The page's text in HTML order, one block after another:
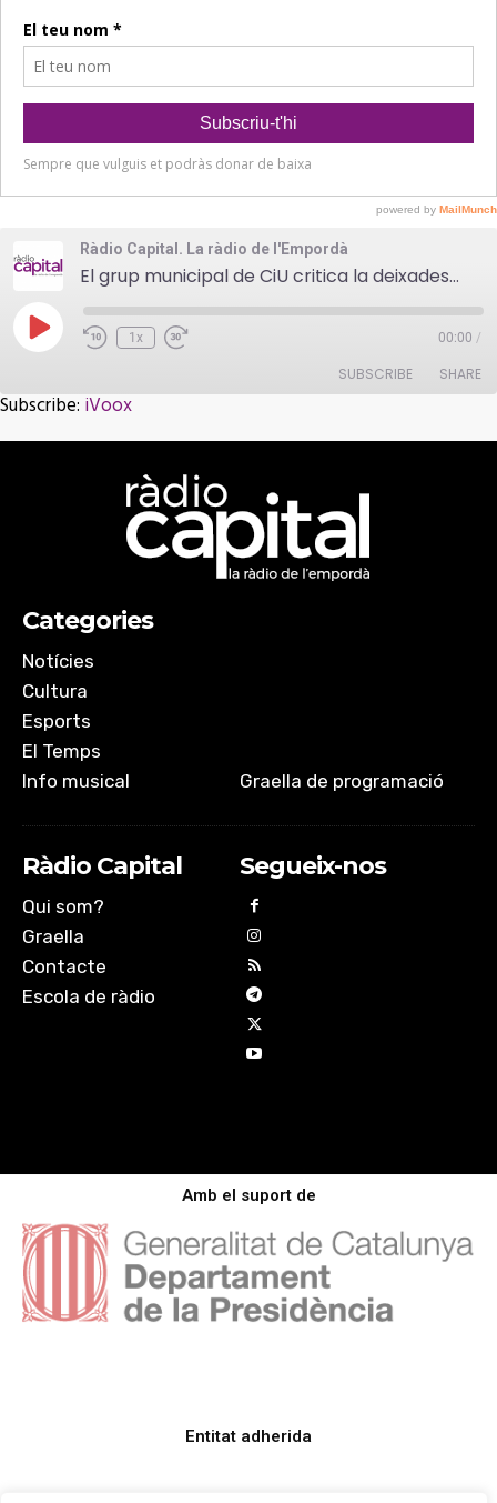
Ràdio Capital. La ràdio de l'Empordà
El grup municipal de CiU critica la deixadesa en els parcs infantils de la Bisbal
Play
Episode
1x 00:00 /
SUBSCRIBE SHARE
iVoox
SHARE
EMBED
Subscribe: iVoox
Categories
Notícies
Cultura
Esports
El Temps
Info musical
Graella de programació
Ràdio Capital
Qui som?
Graella
Contacte
Escola de ràdio
Segueix-nos
Amb el suport de
Entitat adherida